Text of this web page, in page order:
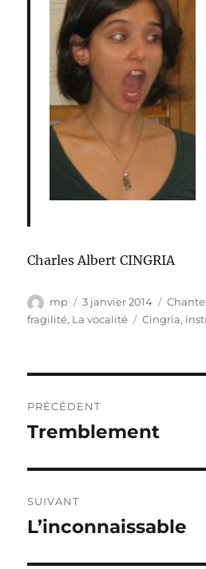
Charles Albert CINGRIA
Auteur
mp
Publié
le
3 janvier 2014
fragilité, La vocalité Étiquettes
Cingria,
de
PRÉCÉDENT
Publication
Tremblement
SUIVANT
Publication
L’inconnaissable